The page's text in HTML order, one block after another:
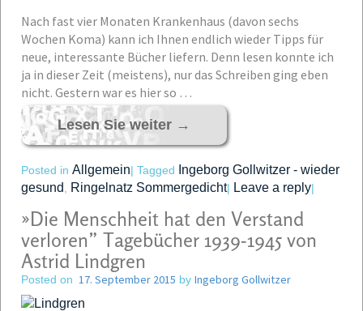
Nach fast vier Monaten Krankenhaus (davon sechs
Wochen Koma) kann ich Ihnen endlich wieder Tipps für
neue, interessante Bücher liefern. Denn lesen konnte ich
ja in dieser Zeit (meistens), nur das Schreiben ging eben
nicht. Gestern war es hier so …
Lesen Sie weiter →
Posted in Allgemein| Tagged
Ingeborg Gollwitzer - wieder
gesund
Ringelnatz Sommergedicht| Leave a reply|
»Die Menschheit hat den Verstand
verloren” Tagebücher 1939-1945 von
Astrid Lindgren
Posted on 17. September 2015 by Ingeborg Gollwitzer